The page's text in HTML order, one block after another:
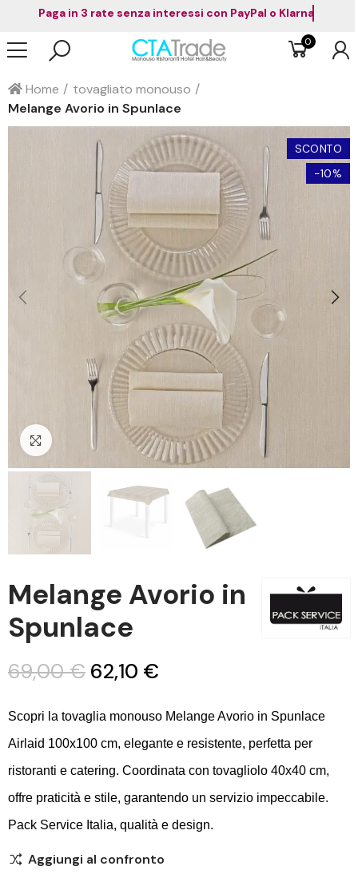
Paga in 3 rate senza interessi
0
Home
tovagliato monouso
Melange Avorio in Spunlace
SCONTO
-10%
Clicca per ingrandire
Melange Avorio in
Spunlace
69,00 € 62,10 €
Scopri la tovaglia monouso Melange Avorio in Spunlace
Airlaid 100x100 cm, elegante e resistente, perfetta per
ristoranti e catering. Coordinata con tovagliolo 40x40 cm,
offre praticità e stile, garantendo un servizio impeccabile.
Pack Service Italia, qualità e design.
Aggiungi al confronto